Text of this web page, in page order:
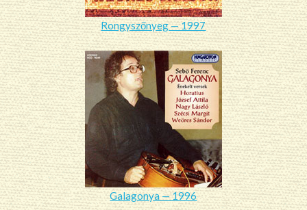
Rongyszőnyeg — 1997
Galagonya — 1996